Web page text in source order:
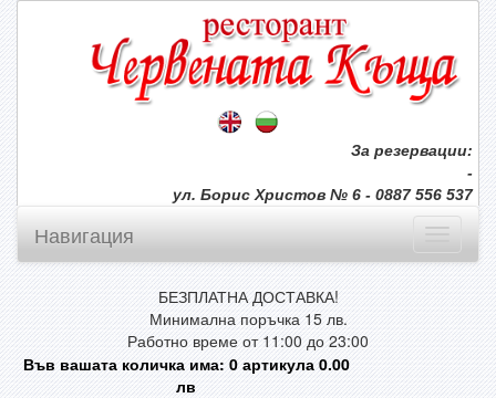
За резервации:
-
ул. Борис Христов № 6 - 0887 556 537
Навигация
БЕЗПЛАТНА ДОСТАВКА!
Минимална поръчка 15 лв.
Работно време от 11:00 до 23:00
Във вашата количка има:0артикула0.00
лв